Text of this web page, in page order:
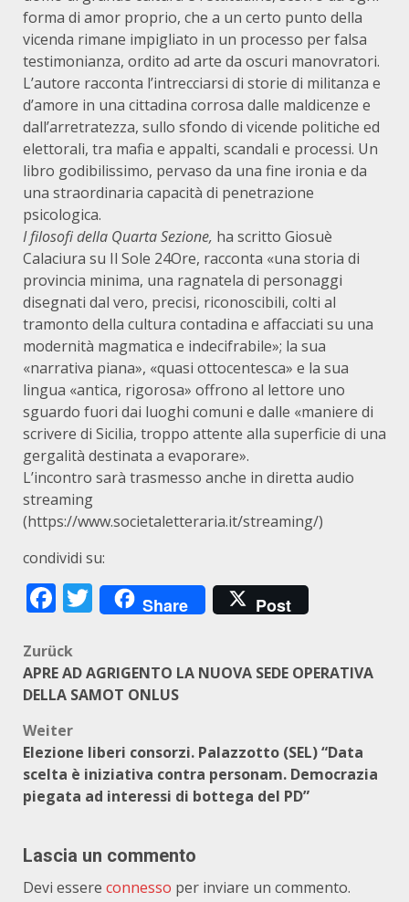
forma di amor proprio, che a un certo punto della
vicenda rimane impigliato in un processo per falsa
testimonianza, ordito ad arte da oscuri manovratori.
L’autore racconta l’intrecciarsi di storie di militanza e
d’amore in una cittadina corrosa dalle maldicenze e
dall’arretratezza, sullo sfondo di vicende politiche ed
elettorali, tra mafia e appalti, scandali e processi. Un
libro godibilissimo, pervaso da una fine ironia e da
una straordinaria capacità di penetrazione
psicologica.
I filosofi della Quarta Sezione, ha scritto Giosuè
Calaciura su Il Sole 24Ore, racconta «una storia di
provincia minima, una ragnatela di personaggi
disegnati dal vero, precisi, riconoscibili, colti al
tramonto della cultura contadina e affacciati su una
modernità magmatica e indecifrabile»; la sua
«narrativa piana», «quasi ottocentesca» e la sua
lingua «antica, rigorosa» offrono al lettore uno
sguardo fuori dai luoghi comuni e dalle «maniere di
scrivere di Sicilia, troppo attente alla superficie di una
gergalità destinata a evaporare».
L’incontro sarà trasmesso anche in diretta audio
streaming
(https://www.societaletteraria.it/streaming/)
condividi su:
Facebook
Twitter
Share Post
Beitragsnavigation
Zurück
APRE AD AGRIGENTO LA NUOVA SEDE OPERATIVA
DELLA SAMOT ONLUS
Weiter
Elezione liberi consorzi. Palazzotto (SEL) “Data
scelta è iniziativa contra personam. Democrazia
piegata ad interessi di bottega del PD”
Lascia un commento
Devi essere connesso per inviare un commento.